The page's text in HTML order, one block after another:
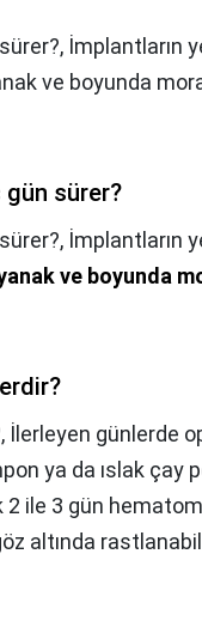
İmplantların
ve boyunda
sürer?
İmplantların
ve boyunda
İlerleyen günlerde
ya da ıslak çay
2 ile 3 gün
altında